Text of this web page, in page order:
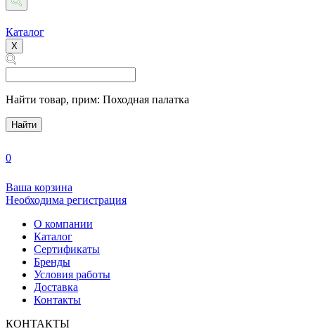
Каталог
X
Найти товар, прим: Походная палатка
Найти
0
Ваша корзина
Необходима регистрация
О компании
Каталог
Сертификаты
Бренды
Условия работы
Доставка
Контакты
КОНТАКТЫ